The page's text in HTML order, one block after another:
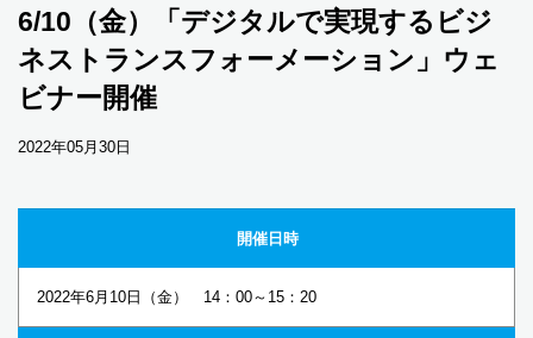
6/10（金）「デジタルで実現するビジ
ネストランスフォーメーション」ウェ
ビナー開催
2022年05月30日
開催日時
2022年6月10日（金） 14：00～15：20